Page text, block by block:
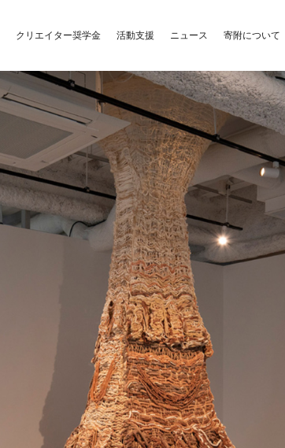
クリエイター奨学金 活動支援 ニュース 寄附について